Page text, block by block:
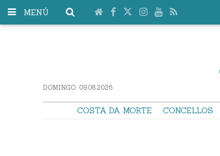
MENÚ
DOMINGO. 09.08.2026
COSTA DA MORTE CONCELLOS